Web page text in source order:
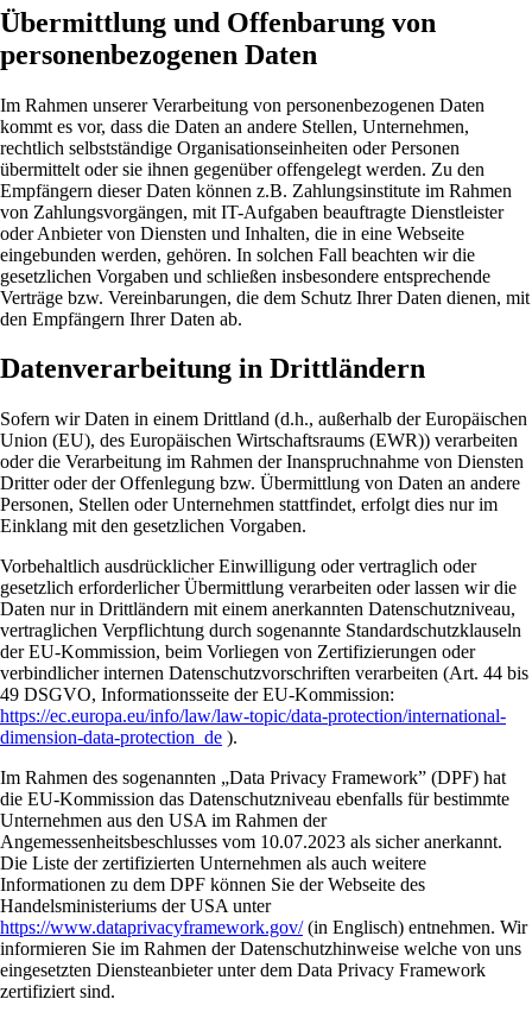
Übermittlung und Offenbarung von
personenbezogenen Daten
Im Rahmen unserer Verarbeitung von personenbezogenen Daten
kommt es vor, dass die Daten an andere Stellen, Unternehmen,
rechtlich selbstständige Organisationseinheiten oder Personen
übermittelt oder sie ihnen gegenüber offengelegt werden. Zu den
Empfängern dieser Daten können z.B. Zahlungsinstitute im Rahmen
von Zahlungsvorgängen, mit IT-Aufgaben beauftragte Dienstleister
oder Anbieter von Diensten und Inhalten, die in eine Webseite
eingebunden werden, gehören. In solchen Fall beachten wir die
gesetzlichen Vorgaben und schließen insbesondere entsprechende
Verträge bzw. Vereinbarungen, die dem Schutz Ihrer Daten dienen, mit
den Empfängern Ihrer Daten ab.
Datenverarbeitung in Drittländern
Sofern wir Daten in einem Drittland (d.h., außerhalb der Europäischen
Union (EU), des Europäischen Wirtschaftsraums (EWR)) verarbeiten
oder die Verarbeitung im Rahmen der Inanspruchnahme von Diensten
Dritter oder der Offenlegung bzw. Übermittlung von Daten an andere
Personen, Stellen oder Unternehmen stattfindet, erfolgt dies nur im
Einklang mit den gesetzlichen Vorgaben.
Vorbehaltlich ausdrücklicher Einwilligung oder vertraglich oder
gesetzlich erforderlicher Übermittlung verarbeiten oder lassen wir die
Daten nur in Drittländern mit einem anerkannten Datenschutzniveau,
vertraglichen Verpflichtung durch sogenannte Standardschutzklauseln
der EU-Kommission, beim Vorliegen von Zertifizierungen oder
verbindlicher internen Datenschutzvorschriften verarbeiten (Art. 44 bis
49 DSGVO, Informationsseite der EU-Kommission:
https://ec.europa.eu/info/law/law-topic/data-protection/international-
dimension-data-protection_de ).
Im Rahmen des sogenannten „Data Privacy Framework” (DPF) hat
die EU-Kommission das Datenschutzniveau ebenfalls für bestimmte
Unternehmen aus den USA im Rahmen der
Angemessenheitsbeschlusses vom 10.07.2023 als sicher anerkannt.
Die Liste der zertifizierten Unternehmen als auch weitere
Informationen zu dem DPF können Sie der Webseite des
Handelsministeriums der USA unter
https://www.dataprivacyframework.gov/(in Englisch) entnehmen. Wir
informieren Sie im Rahmen der Datenschutzhinweise welche von uns
eingesetzten Diensteanbieter unter dem Data Privacy Framework
zertifiziert sind.